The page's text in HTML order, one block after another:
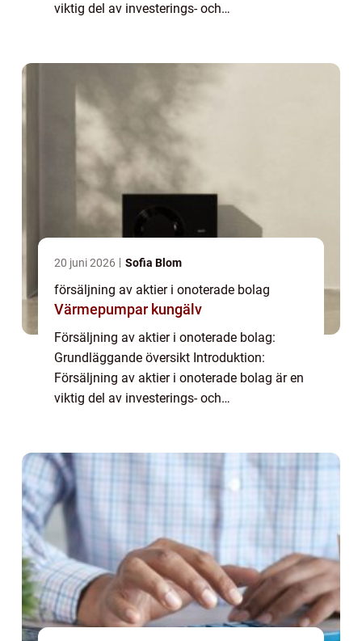
viktig del av investerings- och
20 juni 2026 Sofia Blom
försäljning av aktier i onoterade bolag
Värmepumpar kungälv
Försäljning av aktier i onoterade bolag:
Grundläggande översikt Introduktion:
Försäljning av aktier i onoterade bolag är en
viktig del av investerings- och
utforska försäljn...